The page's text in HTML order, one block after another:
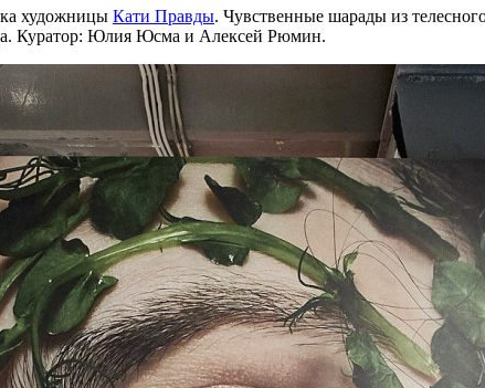
художницы Кати Правды. Чувственные шарады из
Куратор: Юлия Юсма и Алексей Рюмин.